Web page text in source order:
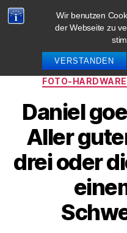
Wir benutzen
der Webseite zu
VERSTANDEN
FOTO-HARDWARE
Daniel
Aller
drei oder